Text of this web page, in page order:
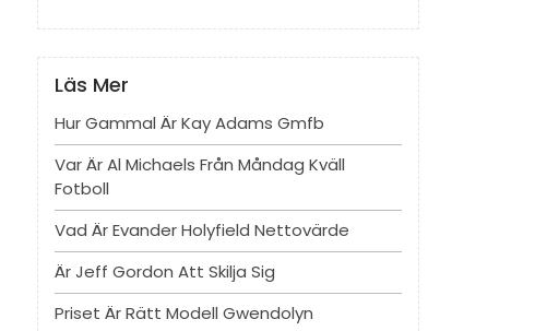
Läs Mer
Hur Gammal Är Kay Adams Gmfb
Var Är Al Michaels Från Måndag Kväll
Fotboll
Vad Är Evander Holyfield Nettovärde
Är Jeff Gordon Att Skilja Sig
Priset Är Rätt Modell Gwendolyn